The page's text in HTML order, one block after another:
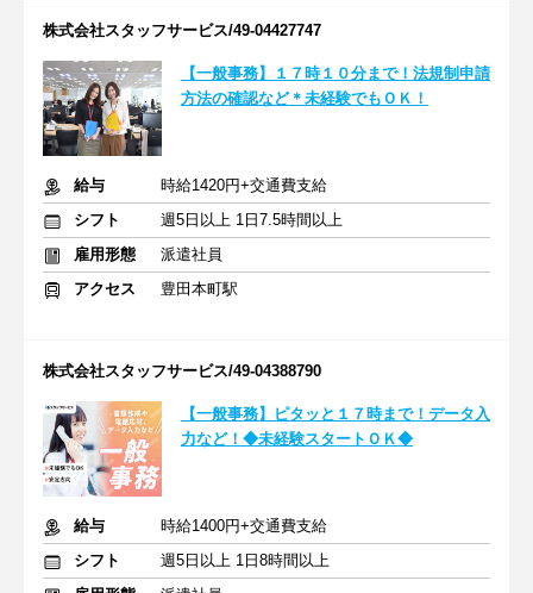
株式会社スタッフサービス/49-04427747
【一般事務】１７時１０分まで！法規制申請
方法の確認など＊未経験でもＯＫ！
給与
時給1420円+交通費支給
シフト
週5日以上 1日7.5時間以上
雇用形態
派遣社員
アクセス
豊田本町駅
株式会社スタッフサービス/49-04388790
【一般事務】ピタッと１７時まで！データ入
力など！◆未経験スタートＯＫ◆
給与
時給1400円+交通費支給
シフト
週5日以上 1日8時間以上